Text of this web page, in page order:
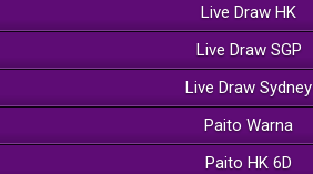
Live Draw HK
Live Draw SGP
Live Draw Sydney
Paito Warna
Paito HK 6D